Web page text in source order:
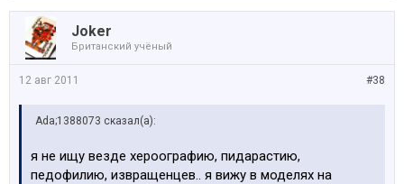
Joker
Британский учёный
#38
12 авг 2011
Ada;1388073 сказал(а):
я не ищу везде хероографию, пидарастию,
педофилию, извращенцев.. я вижу в моделях на